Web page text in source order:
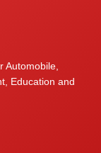
Automobile,
Education and